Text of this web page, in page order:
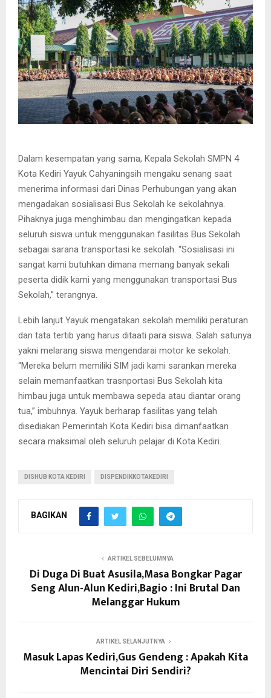
Dalam kesempatan yang sama, Kepala Sekolah SMPN 4
Kota Kediri Yayuk Cahyaningsih mengaku senang saat
menerima informasi dari Dinas Perhubungan yang akan
mengadakan sosialisasi Bus Sekolah ke sekolahnya.
Pihaknya juga menghimbau dan mengingatkan kepada
seluruh siswa untuk menggunakan fasilitas Bus Sekolah
sebagai sarana transportasi ke sekolah. “Sosialisasi ini
sangat kami butuhkan dimana memang banyak sekali
peserta didik kami yang menggunakan transportasi Bus
Sekolah,” terangnya.
Lebih lanjut Yayuk mengatakan sekolah memiliki peraturan
dan tata tertib yang harus ditaati para siswa. Salah satunya
yakni melarang siswa mengendarai motor ke sekolah.
“Mereka belum memiliki SIM jadi kami sarankan mereka
selain memanfaatkan trasnportasi Bus Sekolah kita
himbau juga untuk membawa sepeda atau diantar orang
tua,” imbuhnya. Yayuk berharap fasilitas yang telah
disediakan Pemerintah Kota Kediri bisa dimanfaatkan
secara maksimal oleh seluruh pelajar di Kota Kediri.
DISHUB KOTA KEDIRI DISPENDIKKOTAKEDIRI
BAGIKAN
ARTIKEL SEBELUMNYA
Di Duga Di Buat Asusila,Masa Bongkar Pagar
Seng Alun-Alun Kediri,Bagio : Ini Brutal Dan
Melanggar Hukum
ARTIKEL SELANJUTNYA
Masuk Lapas Kediri,Gus Gendeng : Apakah Kita
Mencintai Diri Sendiri?